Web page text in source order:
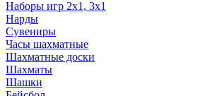
Наборы игр 2х1, 3х1
Нарды
Сувениры
Часы шахматные
Шахматные доски
Шахматы
Шашки